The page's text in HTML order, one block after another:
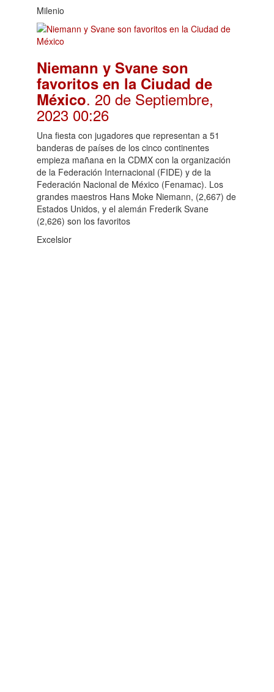
Milenio
Niemann y Svane son
favoritos en la Ciudad de
México. 20 de Septiembre,
2023 00:26
Una fiesta con jugadores que representan a 51
banderas de países de los cinco continentes
empieza mañana en la CDMX con la organización
de la Federación Internacional (FIDE) y de la
Federación Nacional de México (Fenamac). Los
grandes maestros Hans Moke Niemann, (2,667) de
Estados Unidos, y el alemán Frederik Svane
(2,626) son los favoritos
Excelsior